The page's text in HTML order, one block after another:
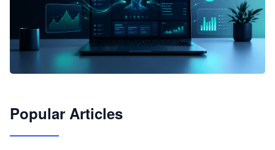
JimoClaw 桌面 AI Agent 工作台
Popular Articles